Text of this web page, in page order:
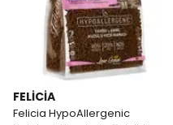
FELİCİA
Felicia HypoAllergenic